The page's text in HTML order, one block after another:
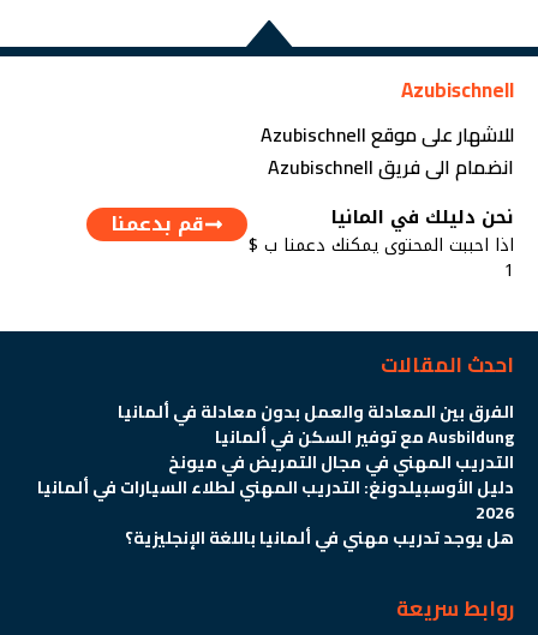
Azubischnell
للاشهار على موقع Azubischnell
انضمام الى فريق Azubischnell
نحن دليلك في المانيا
اذا احببت المحتوى يمكنك دعمنا ب $
1
قم بدعمنا
احدث المقالات
الفرق بين المعادلة والعمل بدون معادلة في ألمانيا
Ausbildung مع توفير السكن في ألمانيا
التدريب المهني في مجال التمريض في ميونخ
دليل الأوسبيلدونغ: التدريب المهني لطلاء السيارات في ألمانيا
2026
هل يوجد تدريب مهني في ألمانيا باللغة الإنجليزية؟
روابط سريعة